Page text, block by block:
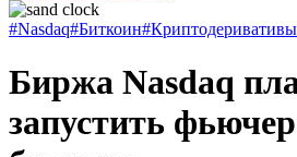
#Nasdaq#Биткоин#Криптодеривативы
Биржа Nasdaq
запустить